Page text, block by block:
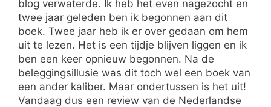
blog verwaterde. Ik heb het even nagezocht en
twee jaar geleden ben ik begonnen aan dit
boek. Twee jaar heb ik er over gedaan om hem
uit te lezen. Het is een tijdje blijven liggen en ik
ben een keer opnieuw begonnen. Na de
beleggingsillusie was dit toch wel een boek van
een ander kaliber. Maar ondertussen is het uit!
Vandaag dus een review van de Nederlandse